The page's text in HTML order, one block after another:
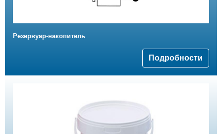
Резервуар-накопитель
Подробности